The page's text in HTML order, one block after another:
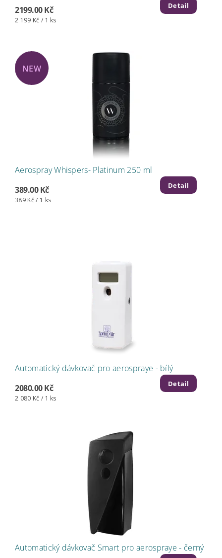
2199.00 Kč
2 199 Kč / 1 ks
Detail
NEW
Aerospray Whispers- Platinum 250 ml
389.00 Kč
389 Kč / 1 ks
Detail
Automatický dávkovač pro aerospraye - bílý
2080.00 Kč
2 080 Kč / 1 ks
Detail
Automatický dávkovač Smart pro aerospraye - černý